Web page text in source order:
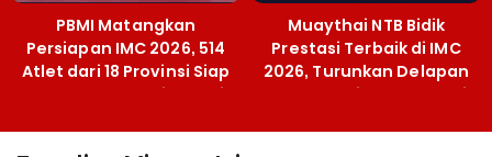
PBMI Matangkan
Persiapan IMC 2026, 514
Atlet dari 18 Provinsi Siap
Berlaga Besok di Bekasi
Muaythai NTB Bidik
Prestasi Terbaik di IMC
2026, Turunkan Delapan
Atlet ke Kejurnas Bekasi